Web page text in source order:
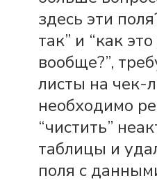
здесь эти
так” и “как
вообще?”,
листы на чек-
необходимо
“чистить”
таблицы и
поля с